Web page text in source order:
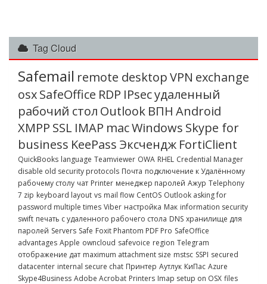
Tag Cloud
Safemail remote desktopVPN exchange
osxSafeOffice RDP IPsecудаленный
рабочий стол Outlook ВПН Android
XMPP SSL IMAP macWindows Skype for
business KeePass Эксчендж FortiClient
QuickBooks language Teamviewer OWA RHEL Credential Manager
disable old security protocols Почта подключение к Удалённому
рабочему столу чат Printer менеджер паролей Ажур Telephony
7 zip keyboard layout vs mail flow CentOS Outlook asking for
password multiple times Viber настройка Мак information security
swift печать с удаленного рабочего стола DNS хранилище для
паролей Servers Safe Foxit Phantom PDF Pro SafeOffice
advantages Apple owncloud safevoice region Telegram
отображение дат maximum attachment size mstsc SSPI secured
datacenter internal secure chat Принтер Аутлук КиПас Azure
Skype4Business Adobe Acrobat Printers Imap setup on OSX files